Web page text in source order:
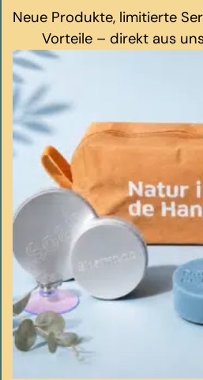
Neue Produkte, limitierte
Vorteile – direkt aus